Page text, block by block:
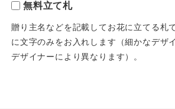
無料立て札
贈り主名などを記載してお花に立てる札
に文字のみをお入れします（細かなデザ
デザイナーにより異なります）。